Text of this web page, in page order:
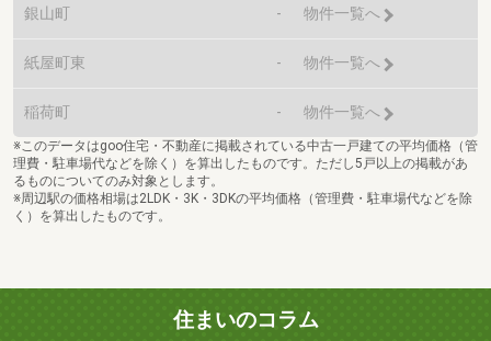
銀山町 - 物件一覧へ
紙屋町東 - 物件一覧へ
稲荷町 - 物件一覧へ
※このデータはgoo住宅・不動産に掲載されている中古一戸建ての平均価格（管
理費・駐車場代などを除く）を算出したものです。ただし5戸以上の掲載があ
るものについてのみ対象とします。
※周辺駅の価格相場は2LDK・3K・3DKの平均価格（管理費・駐車場代などを除
く）を算出したものです。
住まいのコラム